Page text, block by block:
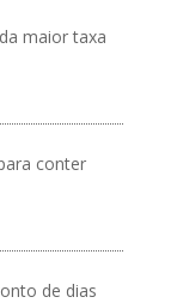
maior taxa
conter
de dias